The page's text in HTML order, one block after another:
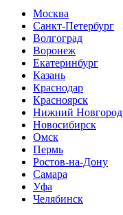
Москва
Санкт-Петербург
Волгоград
Воронеж
Екатеринбург
Казань
Краснодар
Красноярск
Нижний Новгород
Новосибирск
Омск
Пермь
Ростов-на-Дону
Самара
Уфа
Челябинск